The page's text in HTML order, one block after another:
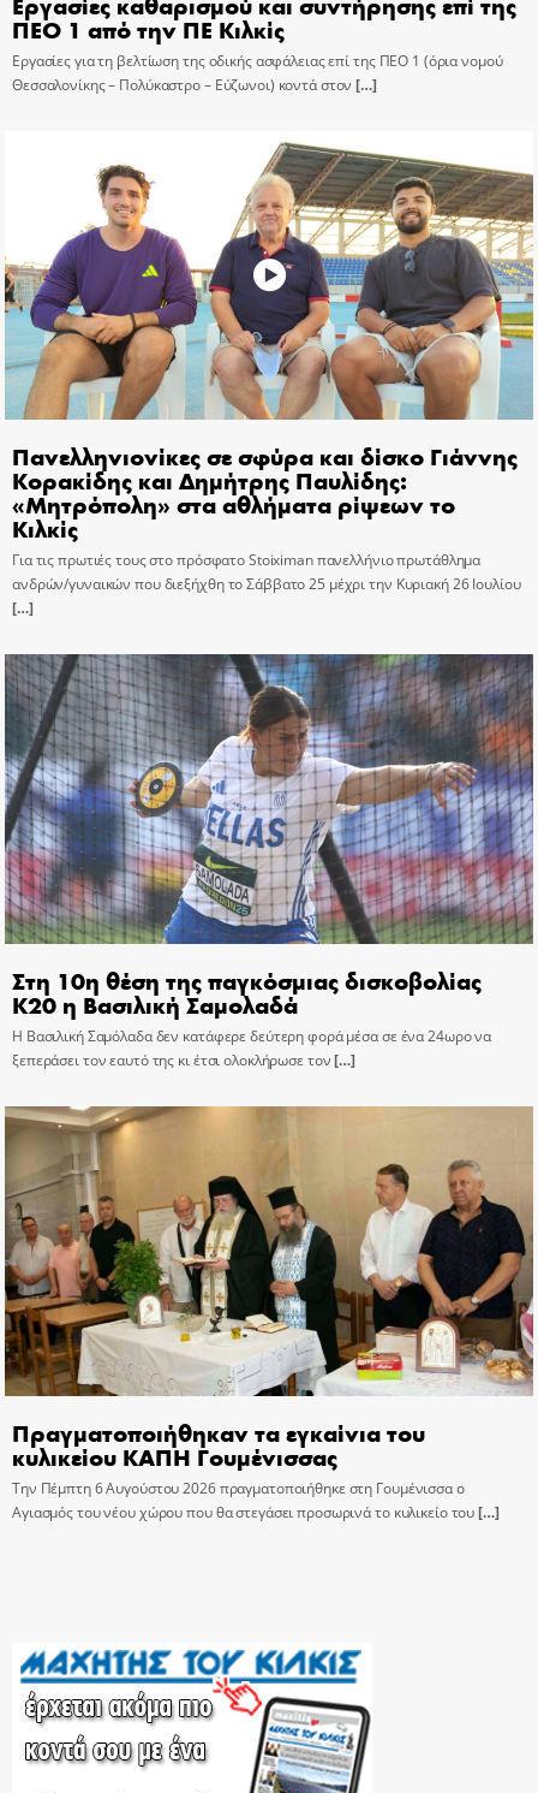
ΠΕΟ 1 από την ΠΕ Κιλκίς
Εργασίες για τη βελτίωση της οδικής ασφάλειας επί της ΠΕΟ 1 (όρια νομού
Θεσσαλονίκης – Πολύκαστρο – Εύζωνοι) κοντά στον […]
Πανελληνιονίκες σε σφύρα και δίσκο Γιάννης
Κορακίδης και Δημήτρης Παυλίδης:
«Μητρόπολη» στα αθλήματα ρίψεων το
Κιλκίς
Για τις πρωτιές τους στο πρόσφατο Stoiximan πανελλήνιο πρωτάθλημα
ανδρών/γυναικών που διεξήχθη το Σάββατο 25 μέχρι την Κυριακή 26 Ιουλίου
[…]
Στη 10η θέση της παγκόσμιας δισκοβολίας
Κ20 η Βασιλική Σαμολαδά
Η Βασιλική Σαμόλαδα δεν κατάφερε δεύτερη φορά μέσα σε ένα 24ωρο να
ξεπεράσει τον εαυτό της κι έτσι ολοκλήρωσε τον[…]
Πραγματοποιήθηκαν τα εγκαίνια του
κυλικείου ΚΑΠΗ Γουμένισσας
Την Πέμπτη 6 Αυγούστου 2026 πραγματοποιήθηκε στη Γουμένισσα ο
Αγιασμός του νέου χώρου που θα στεγάσει προσωρινά το κυλικείο του[…]